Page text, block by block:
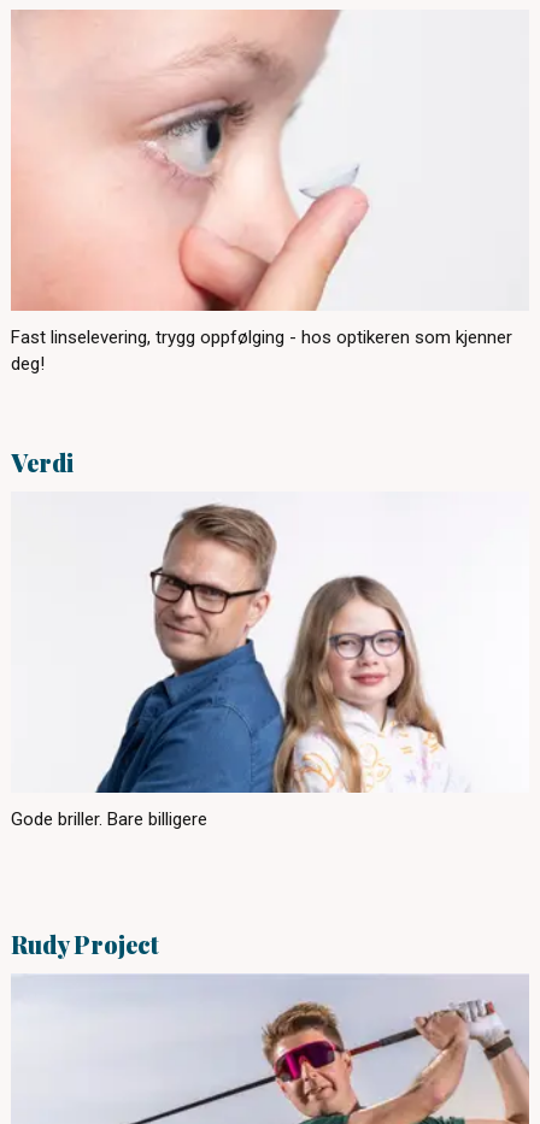
Fast linselevering, trygg oppfølging - hos optikeren som kjenner
deg!
Verdi
Gode briller. Bare billigere
Rudy Project